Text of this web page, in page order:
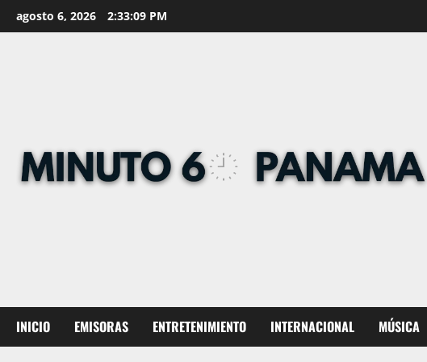
to
agosto 6, 2026 2:33:10 PM
INICIO EMISORAS ENTRETENIMIENTO INTERNACIONAL MÚSICA